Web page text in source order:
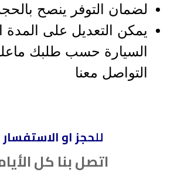
لضمان التوفر ينصح
يمكن التعديل على المدة
السيارة حسب طلبك
التواصل معنا
للحجز او الاستفسار
اتصل بنا كل